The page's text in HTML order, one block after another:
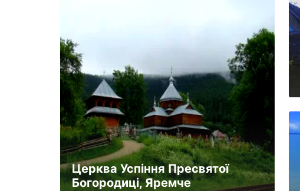
Церква Успіння Пресвятої
Богородиці, Яремче